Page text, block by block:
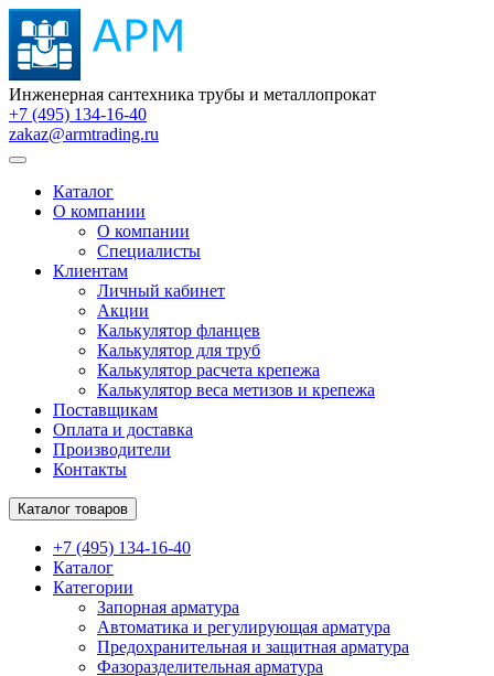
Инженерная сантехника трубы и металлопрокат
+7 (495) 134-16-40
zakaz@armtrading.ru
Каталог
О компании
О компании
Специалисты
Клиентам
Личный кабинет
Акции
Калькулятор фланцев
Калькулятор для труб
Калькулятор расчета крепежа
Калькулятор веса метизов и крепежа
Поставщикам
Оплата и доставка
Производители
Контакты
Каталог товаров
+7 (495) 134-16-40
Каталог
Категории
Запорная арматура
Автоматика и регулирующая арматура
Предохранительная и защитная арматура
Фазоразделительная арматура